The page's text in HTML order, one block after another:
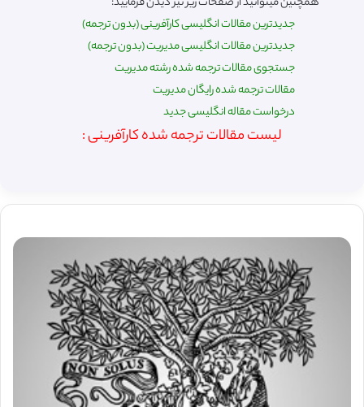
جدیدترین مقالات انگلیسی کارآفرینی (بدون ترجمه)
جدیدترین مقالات انگلیسی مدیریت (بدون ترجمه)
جستجوی مقالات ترجمه شده رشته مدیریت
مقالات ترجمه شده رایگان مدیریت
درخواست مقاله انگلیسی جدید
لیست مقالات ترجمه شده کارآفرینی :